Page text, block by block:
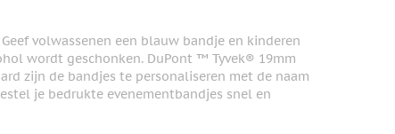
volwassenen een blauw bandje en kinderen
wordt geschonken. DuPont ™ Tyvek® 19mm
zijn de bandjes te personaliseren met de naam
je bedrukte evenementbandjes snel en